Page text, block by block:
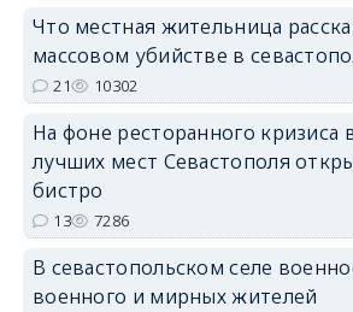
Что местная жительница
массовом убийстве в
21 10302
На фоне ресторанного кризиса
лучших мест Севастополя
бистро
13 7286
В севастопольском селе
военного и мирных жителей